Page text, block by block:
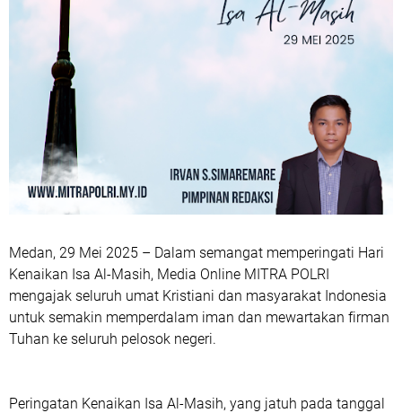
Medan, 29 Mei 2025 – Dalam semangat memperingati Hari
Kenaikan Isa Al-Masih, Media Online MITRA POLRI
mengajak seluruh umat Kristiani dan masyarakat Indonesia
untuk semakin memperdalam iman dan mewartakan firman
Tuhan ke seluruh pelosok negeri.
Peringatan Kenaikan Isa Al-Masih, yang jatuh pada tanggal